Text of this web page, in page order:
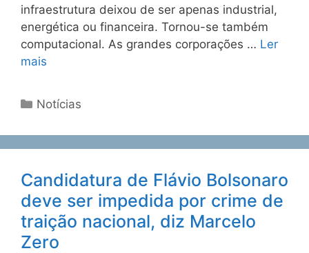
infraestrutura deixou de ser apenas industrial,
energética ou financeira. Tornou-se também
computacional. As grandes corporações … Ler
mais
Notícias
Candidatura de Flávio Bolsonaro
deve ser impedida por crime de
traição nacional, diz Marcelo
Zero